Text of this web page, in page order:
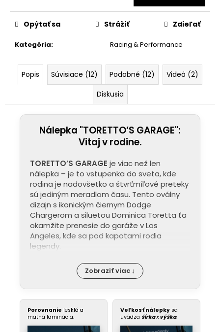
Kategória: Racing & Performance
Opýtať sa Strážiť Zdieľať
Popis Súvisiace (12) Podobné (12)
Videá (2)
Diskusia
Nálepka "TORETTO’S GARAGE":
Vitaj v rodine.
TORETTO’S GARAGE je viac než len
nálepka – je to vstupenka do sveta, kde
rodina je nadovšetko a štvrťmíľové preteky
sú jediným meradlom času. Tento oválny
dizajn s ikonickým čiernym Dodge
Chargerom a siluetou Dominica Toretta ťa
okamžite prenesie do garáže v Los
Angeles, kde sa pod kapotami rodia
legendy.
Zobraziť viac ↓
Porovnanie lesklá a
matná laminácia.
Veľkosť nálepky sa
uvádza šírkaxvýška.